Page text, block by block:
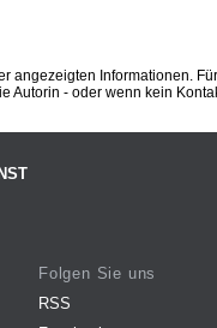
angezeigten Informationen.
Autorin - oder wenn kein
Folgen Sie uns
RSS